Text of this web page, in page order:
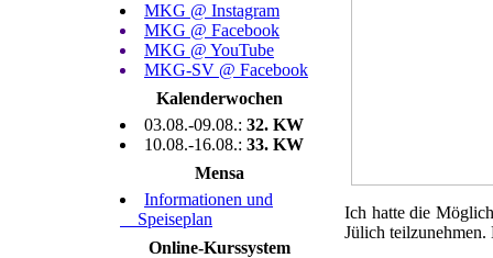
MKG @ Instagram
MKG @ Facebook
MKG @ YouTube
MKG-SV @ Facebook
Kalenderwochen
03.08.-09.08.: 32. KW
10.08.-16.08.: 33. KW
Mensa
Informationen und
Speiseplan
Online-Kurssystem
Ich hatte die
Jülich teilzunehmen.